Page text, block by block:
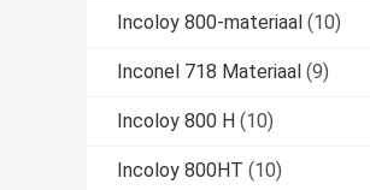
Incoloy 800-materiaal (10)
Inconel 718 Materiaal (9)
Incoloy 800 H (10)
Incoloy 800HT (10)